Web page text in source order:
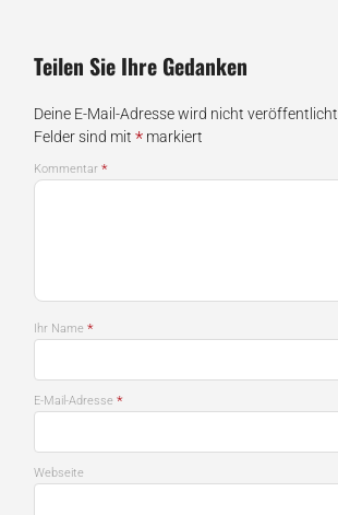
Teilen Sie Ihre Gedanken
Deine E-Mail-Adresse wird nicht veröffentlicht.
Felder sind mit *markiert
Kommentar *
Ihr Name *
E-Mail-Adresse *
Webseite